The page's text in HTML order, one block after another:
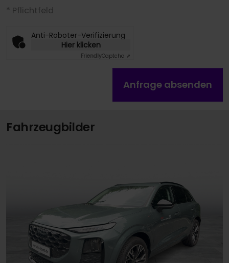
* Pflichtfeld
Anti-Roboter-Verifizierung
Hier klicken
FriendlyCaptcha ⇗
Anfrage absenden
Fahrzeugbilder